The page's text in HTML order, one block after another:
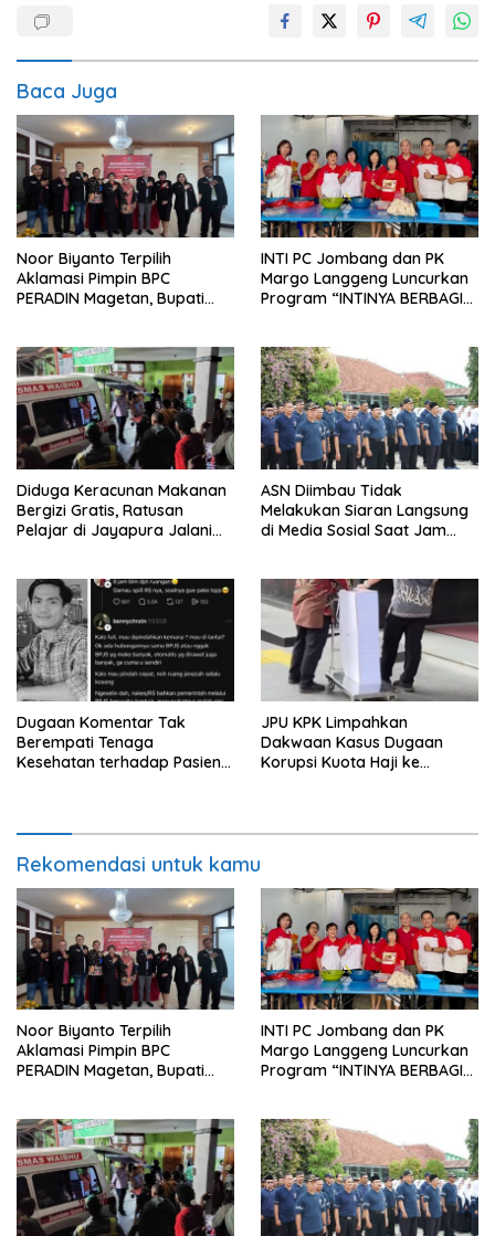
Baca Juga
Noor Biyanto Terpilih
Aklamasi Pimpin BPC
PERADIN Magetan, Bupati
INTI PC Jombang dan PK
Margo Langgeng Luncurkan
Program “INTINYA BERBAGI”,
Diduga Keracunan Makanan
Bergizi Gratis, Ratusan
Pelajar di Jayapura Jalani
ASN Diimbau Tidak
Melakukan Siaran Langsung
di Media Sosial Saat Jam
Dugaan Komentar Tak
Berempati Tenaga
Kesehatan terhadap Pasien
JPU KPK Limpahkan
Dakwaan Kasus Dugaan
Korupsi Kuota Haji ke
Rekomendasi untuk kamu
Noor Biyanto Terpilih
Aklamasi Pimpin BPC
PERADIN Magetan, Bupati
INTI PC Jombang dan PK
Margo Langgeng Luncurkan
Program “INTINYA BERBAGI”,